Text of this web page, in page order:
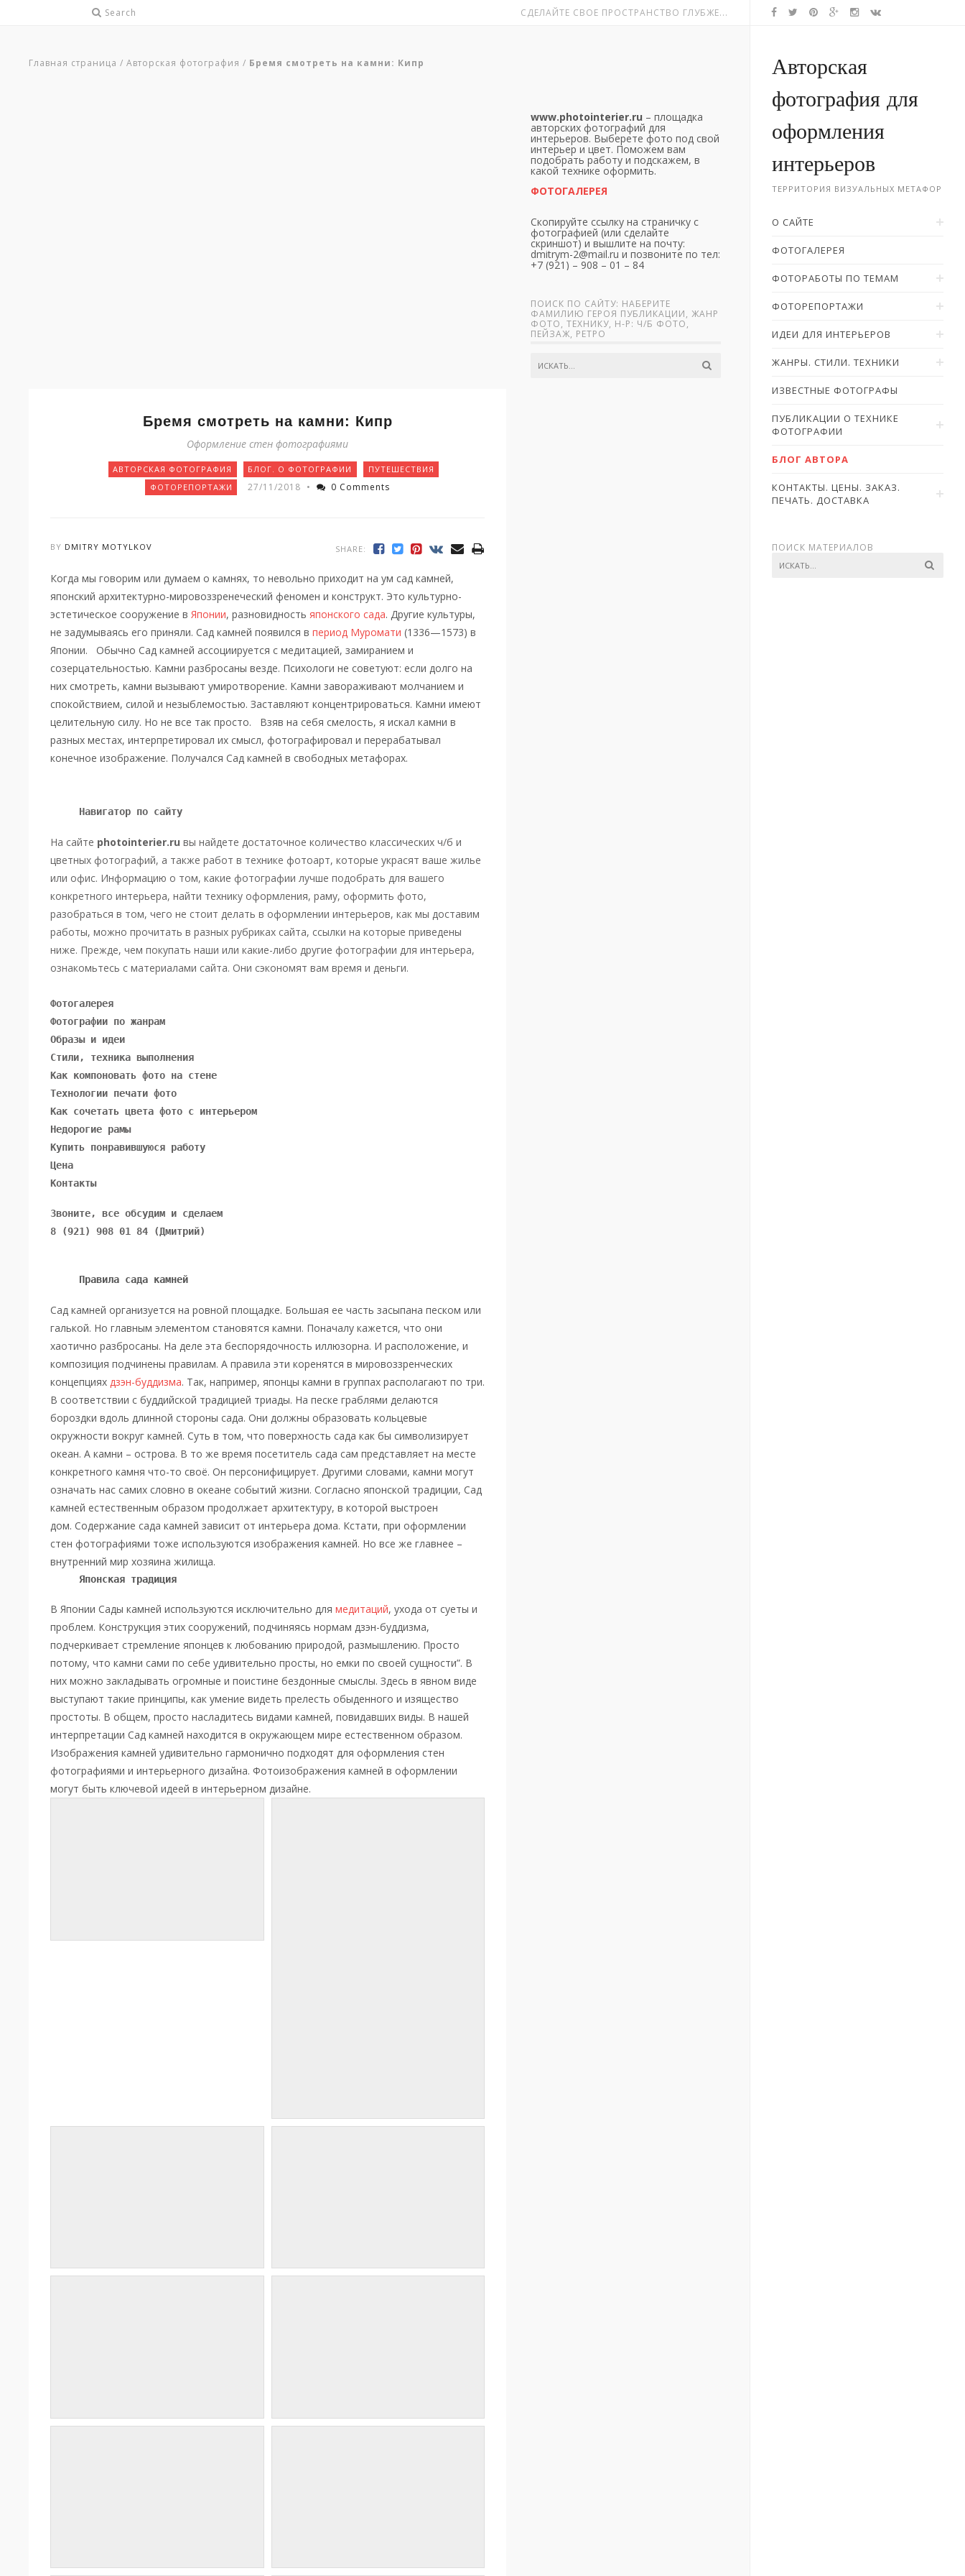
Search СДЕЛАЙТЕ СВОЕ ПРОСТРАНСТВО ГЛУБЖЕ...
Авторская
фотография для
оформления
интерьеров
ТЕРРИТОРИЯ ВИЗУАЛЬНЫХ МЕТАФОР
О САЙТЕ
ФОТОГАЛЕРЕЯ
ФОТОРАБОТЫ ПО ТЕМАМ
ФОТОРЕПОРТАЖИ
ИДЕИ ДЛЯ ИНТЕРЬЕРОВ
ЖАНРЫ. СТИЛИ. ТЕХНИКИ
ИЗВЕСТНЫЕ ФОТОГРАФЫ
ПУБЛИКАЦИИ О ТЕХНИКЕ
ФОТОГРАФИИ
БЛОГ АВТОРА
КОНТАКТЫ. ЦЕНЫ. ЗАКАЗ.
ПЕЧАТЬ. ДОСТАВКА
ПОИСК МАТЕРИАЛОВ
Главная страница / Авторская фотография / Бремя смотреть на камни: Кипр
Бремя смотреть на камни: Кипр
Оформление стен фотографиями
АВТОРСКАЯ ФОТОГРАФИЯ БЛОГ. О ФОТОГРАФИИ
ПУТЕШЕСТВИЯ
ФОТОРЕПОРТАЖИ
27/11/2018 • 0 Comments
SHARE:
BY DMITRY MOTYLKOV
Когда мы говорим или думаем о камнях, то невольно приходит на ум сад камней,
японский архитектурно-мировоззренеческий феномен и конструкт. Это культурно-
эстетическое сооружение в Японии, разновидность японского сада. Другие культуры,
не задумываясь его приняли. Сад камней появился в период Муромати (1336—1573) в
Японии. Обычно Сад камней ассоциируется с медитацией, замиранием и
созерцательностью. Камни разбросаны везде. Психологи не советуют: если долго на
них смотреть, камни вызывают умиротворение. Камни завораживают молчанием и
спокойствием, силой и незыблемостью. Заставляют концентрироваться. Камни имеют
целительную силу. Но не все так просто. Взяв на себя смелость, я искал камни в
разных местах, интерпретировал их смысл, фотографировал и перерабатывал
конечное изображение. Получался Сад камней в свободных метафорах.
Навигатор по сайту
На сайте photointerier.ru вы найдете достаточное количество классических ч/б и
цветных фотографий, а также работ в технике фотоарт, которые украсят ваше жилье
или офис. Информацию о том, какие фотографии лучше подобрать для вашего
конкретного интерьера, найти технику оформления, раму, оформить фото,
разобраться в том, чего не стоит делать в оформлении интерьеров, как мы доставим
работы, можно прочитать в разных рубриках сайта, ссылки на которые приведены
ниже. Прежде, чем покупать наши или какие-либо другие фотографии для интерьера,
ознакомьтесь с материалами сайта. Они сэкономят вам время и деньги.
Фотогалерея
Фотографии по жанрам
Образы и идеи
Стили, техника выполнения
Как компоновать фото на стене
Технологии печати фото
Как сочетать цвета фото с интерьером
Недорогие рамы
Купить понравившуюся работу
Цена
Контакты
Звоните, все обсудим и сделаем
8 (921) 908 01 84 (Дмитрий)
Правила сада камней
Сад камней организуется на ровной площадке. Большая ее часть засыпана песком или
галькой. Но главным элементом становятся камни. Поначалу кажется, что они
хаотично разбросаны. На деле эта беспорядочность иллюзорна. И расположение, и
композиция подчинены правилам. А правила эти коренятся в мировоззренческих
концепциях дзэн-буддизма. Так, например, японцы камни в группах располагают по три.
В соответствии с буддийской традицией триады. На песке граблями делаются
бороздки вдоль длинной стороны сада. Они должны образовать кольцевые
окружности вокруг камней. Суть в том, что поверхность сада как бы символизирует
океан. А камни – острова. В то же время посетитель сада сам представляет на месте
конкретного камня что-то своё. Он персонифицирует. Другими словами, камни могут
означать нас самих словно в океане событий жизни. Согласно японской традиции, Сад
камней естественным образом продолжает архитектуру, в которой выстроен
дом. Содержание сада камней зависит от интерьера дома. Кстати, при оформлении
стен фотографиями тоже используются изображения камней. Но все же главнее –
внутренний мир хозяина жилища.
Японская традиция
В Японии Сады камней используются исключительно для медитаций, ухода от суеты и
проблем. Конструкция этих сооружений, подчиняясь нормам дзэн-буддизма,
подчеркивает стремление японцев к любованию природой, размышлению. Просто
потому, что камни сами по себе удивительно просты, но емки по своей сущности”. В
них можно закладывать огромные и поистине бездонные смыслы. Здесь в явном виде
выступают такие принципы, как умение видеть прелесть обыденного и изящество
простоты. В общем, просто насладитесь видами камней, повидавших виды. В нашей
интерпретации Сад камней находится в окружающем мире естественном образом.
Изображения камней удивительно гармонично подходят для оформления стен
фотографиями и интерьерного дизайна. Фотоизображения камней в оформлении
могут быть ключевой идеей в интерьерном дизайне.
www.photointerier.ru – площадка
авторских фотографий для
интерьеров. Выберете фото под свой
интерьер и цвет. Поможем вам
подобрать работу и подскажем, в
какой технике оформить.
ФОТОГАЛЕРЕЯ
Скопируйте ссылку на страничку с
фотографией (или сделайте
скриншот) и вышлите на почту:
dmitrym-2@mail.ru и позвоните по тел:
+7 (921) – 908 – 01 – 84
ПОИСК ПО САЙТУ: НАБЕРИТЕ
ФАМИЛИЮ ГЕРОЯ ПУБЛИКАЦИИ, ЖАНР
ФОТО, ТЕХНИКУ, Н-Р: Ч/Б ФОТО,
ПЕЙЗАЖ, РЕТРО